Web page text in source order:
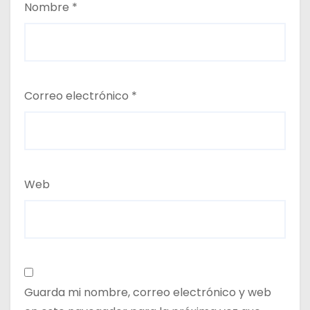
Nombre *
Correo electrónico *
Web
Guarda mi nombre, correo electrónico y web